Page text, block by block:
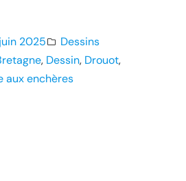
2025
Dessins
, Dessin, Drouot,
aux enchères